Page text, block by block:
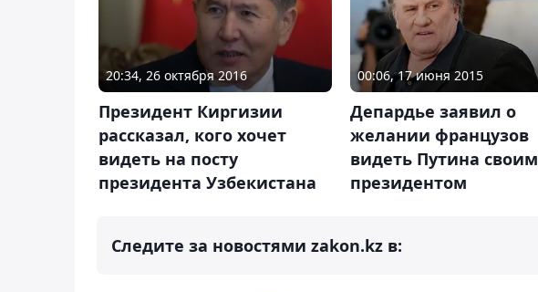
20:34, 26 октября 2016
Президент Киргизии
рассказал, кого хочет
видеть на посту
президента Узбекистана
00:06, 17 июня 2015
Депардье заявил о
желании французов
видеть Путина своим
президентом
Следите за новостями zakon.kz в: